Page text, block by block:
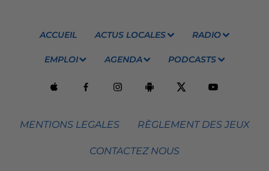
ACCUEIL ACTUS LOCALES RADIO
EMPLOI AGENDA PODCASTS
MENTIONS LEGALES RÈGLEMENT DES JEUX
CONTACTEZ NOUS